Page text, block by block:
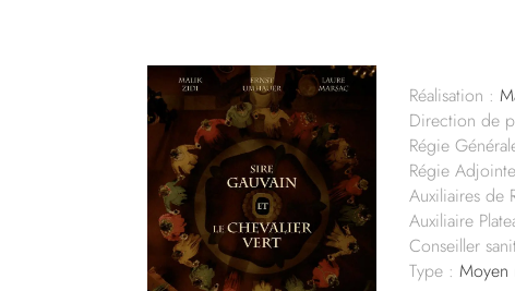
Réalisation :
Direction de
Régie
Régie
Auxiliaires de
Auxiliaire
Conseiller
Type : Moyen